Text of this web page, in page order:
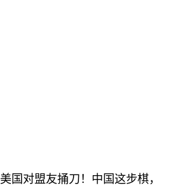
美国对盟友捅刀！中国这步棋，